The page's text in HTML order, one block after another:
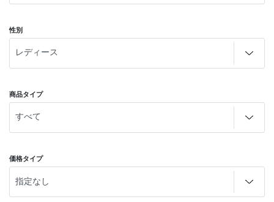
性別
商品タイプ
価格タイプ